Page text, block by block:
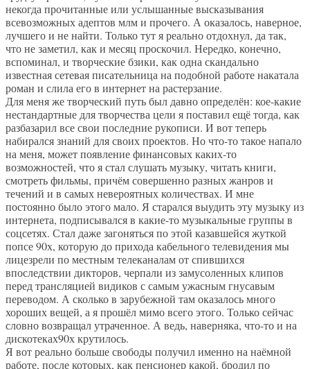
некогда прочитанные или услышанные высказывания
всевозможных адептов млм и прочего. А оказалось, наверное,
лучшего и не найти. Только тут я реально отдохнул, да так,
что не заметил, как и месяц проскочил. Нередко, конечно,
вспоминал, и творческие бзики, как одна скандально
известная сетевая писательница на подобной работе накатала
роман и слила его в интернет на растерзание.
Для меня же творческий путь был давно определён: кое-какие
нестандартные для творчества цели я поставил ещё тогда, как
разбазарил все свои последние рукописи. И вот теперь
набирался знаний для своих проектов. Но что-то такое напало
на меня, может появление финансовых каких-то
возможностей, что я стал слушать музыку, читать книги,
смотреть фильмы, причём совершенно разных жанров и
течений и в самых невероятных количествах. И мне
постоянно было этого мало. Я старался выудить эту музыку из
интернета, подписывался в какие-то музыкальные группы в
соцсетях. Стал даже загоняться по этой казавшейся жуткой
попсе 90х, которую до прихода кабельного телевидения мы
лицезрели по местным телеканалам от спившихся
впоследствии дикторов, черпали из замусоленных клипов
перед трансляцией видиков с самым ужасным гнусавым
переводом. А сколько в зарубежной там оказалось много
хороших вещей, а я прошёл мимо всего этого. Только сейчас
словно возвращал утраченное. А ведь, наверняка, что-то и на
дискотеках90х крутилось.
Я вот реально больше свободы получил именно на наёмной
работе, после которых, как пенсионер какой, бродил по